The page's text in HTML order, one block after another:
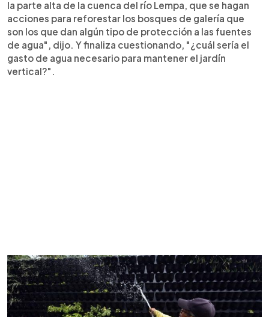
la parte alta de la cuenca del río Lempa, que se hagan
acciones para reforestar los bosques de galería que
son los que dan algún tipo de protección a las fuentes
de agua", dijo. Y finaliza cuestionando, "¿cuál sería el
gasto de agua necesario para mantener el jardín
vertical?".